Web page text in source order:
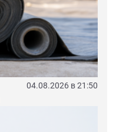
04.08.2026 в 21:50